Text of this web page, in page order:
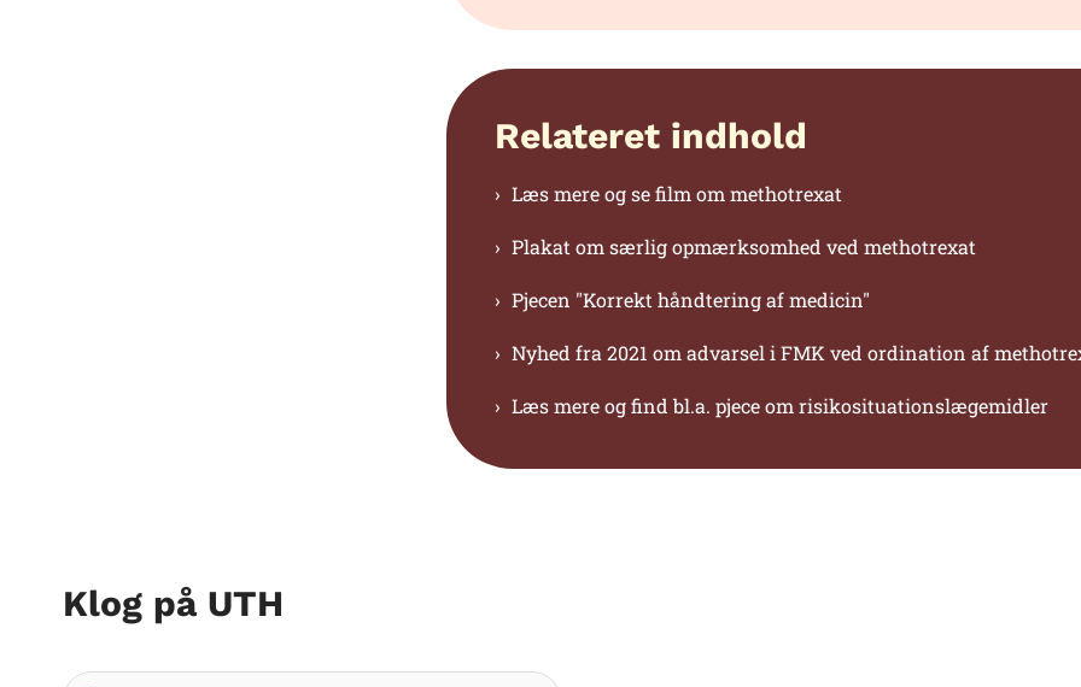
Relateret indhold
Læs mere og se film om methotrexat
Plakat om særlig opmærksomhed ved methotrexat
Pjecen "Korrekt håndtering af medicin"
Nyhed fra 2021 om advarsel i FMK ved ordination af
Læs mere og find bl.a. pjece om risikosituationslægemidler
Klog på UTH